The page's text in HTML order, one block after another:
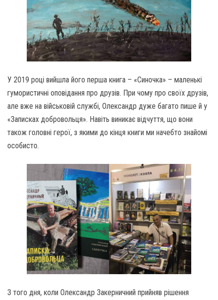
У 2019 році вийшла його перша книга – «Синочка» – маленькі
гумористичні оповідання про друзів. При чому про своїх друзів,
але вже на військовій службі, Олександр дуже багато пише й у
«Записках добровольця». Навіть виникає відчуття, що вони
також головні герої, з якими до кінця книги ми начебто знайомі
особисто.
З того дня, коли Олександр Закерничний прийняв рішення